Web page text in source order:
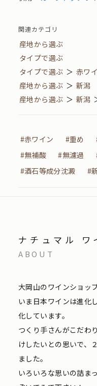
関連カテゴリ
産地から選ぶ
タイプで選ぶ
タイプで選ぶ ＞ 赤ワ
産地から選ぶ ＞ 新潟
産地から選ぶ ＞ 新潟
#赤ワイン #重め
#無補酸
#無濾過
#酒石等成分沈澱
#
ナチュマル ワ
ABOUT
大岡山のワインショップ
いま日本ワインは進化
化しています。
つくり手さんがこだわ
けしたいとの思いで、
ました。
いろいろな思いの詰ま